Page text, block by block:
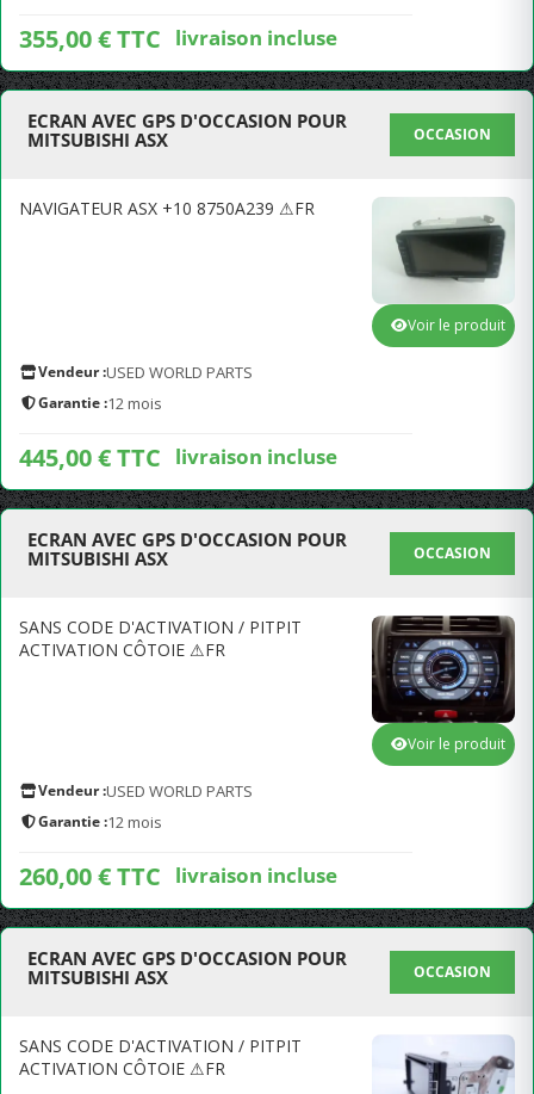
355,00 € TTC livraison incluse
ECRAN AVEC GPS D'OCCASION POUR
MITSUBISHI ASX
OCCASION
NAVIGATEUR ASX +10 8750A239 ⚠FR
Vendeur :USED WORLD PARTS
Garantie :12 mois
445,00 € TTC livraison incluse
Voir le produit
ECRAN AVEC GPS D'OCCASION POUR
MITSUBISHI ASX
OCCASION
SANS CODE D'ACTIVATION / PITPIT
ACTIVATION CÔTOIE ⚠FR
Vendeur :USED WORLD PARTS
Garantie :12 mois
260,00 € TTC livraison incluse
Voir le produit
ECRAN AVEC GPS D'OCCASION POUR
MITSUBISHI ASX
OCCASION
SANS CODE D'ACTIVATION / PITPIT
ACTIVATION CÔTOIE ⚠FR